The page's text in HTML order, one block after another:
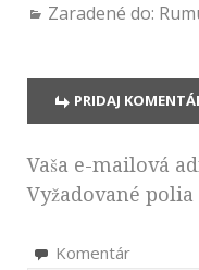
Zaradené do:
PRIDAJ
Vaša e-mailová
Vyžadované polia
Komentár